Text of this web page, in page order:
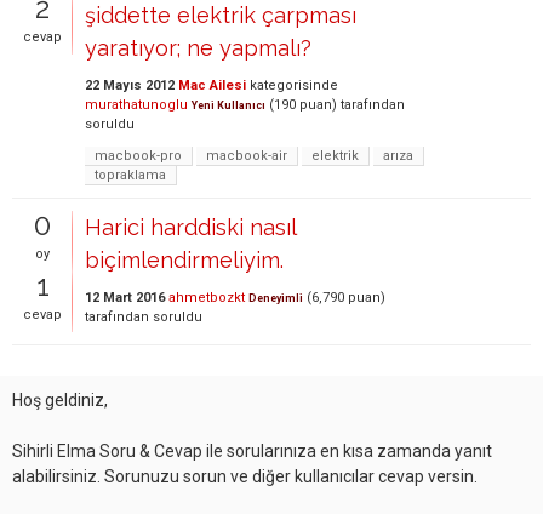
2
cevap
şiddette elektrik çarpması
yaratıyor; ne yapmalı?
22 Mayıs 2012 Mac Ailesi kategorisinde
murathatunoglu Yeni Kullanıcı (190 puan) tarafından
soruldu
macbook-pro
macbook-air elektrik
arıza
topraklama
0
oy
1
cevap
Harici harddiski nasıl
biçimlendirmeliyim.
12 Mart 2016 ahmetbozkt Deneyimli (6,790 puan)
tarafından soruldu
Hoş geldiniz,
Sihirli Elma Soru & Cevap ile sorularınıza en kısa zamanda yanıt
alabilirsiniz. Sorunuzu sorun ve diğer kullanıcılar cevap versin.